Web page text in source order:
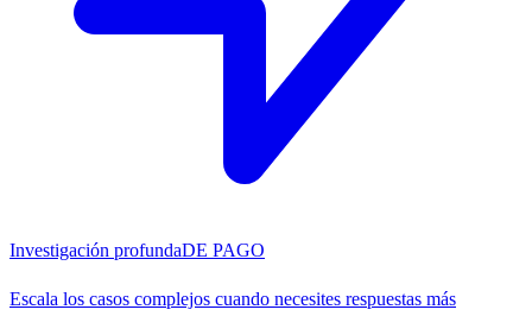
Investigación profundaDE PAGO
Escala los casos complejos cuando necesites respuestas más